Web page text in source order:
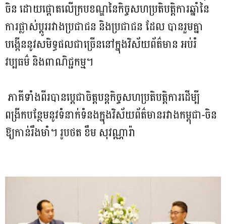
ចិន ដោយផ្តោតលើក្របខណ្ឌនៃកិច្ចសហប្រតិបត្តិការឆ្នាំនៃ
ការផ្លាស់ប្តូររវាងប្រជាជន និងប្រជាជន ដែល បានរួមគ្នា
បង្កើននូវសមិទ្ធផលជាច្រើននៅក្នុងវិស័យព័ត៌មាន អប់រំ
វប្បធម៌ និងពាណិជ្ជកម្ម។
ភាគីទាំងពីរបានប្តេជាចិត្តបន្តកិច្ចសហប្រតិបត្តិការដើម្បី
ពង្រីកបន្ថែមនូវទំនាក់ទំនងក្នុងវិស័យព័ត៌មានរវាងកម្ពុជា-ចិន
ឱ្យកាន់រឹងមាំ។ រូបថត ខឹម សុវណ្ណារ៉ា